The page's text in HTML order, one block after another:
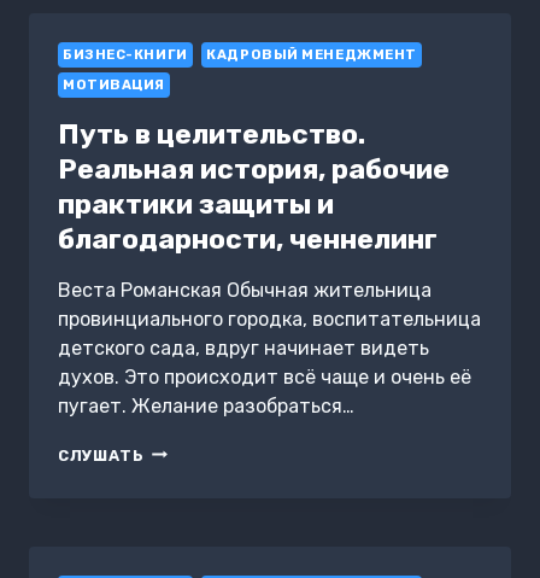
БИЗНЕС-КНИГИ
КАДРОВЫЙ МЕНЕДЖМЕНТ
МОТИВАЦИЯ
Путь в целительство.
Реальная история, рабочие
практики защиты и
благодарности, ченнелинг
Веста Романская Обычная жительница
провинциального городка, воспитательница
детского сада, вдруг начинает видеть
духов. Это происходит всё чаще и очень её
пугает. Желание разобраться…
СЛУШАТЬ ПУТЬ